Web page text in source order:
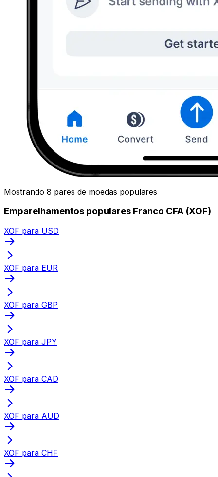
Mostrando 8 pares de moedas populares
Emparelhamentos populares Franco CFA (XOF)
XOF para USD
XOF para EUR
XOF para GBP
XOF para JPY
XOF para CAD
XOF para AUD
XOF para CHF